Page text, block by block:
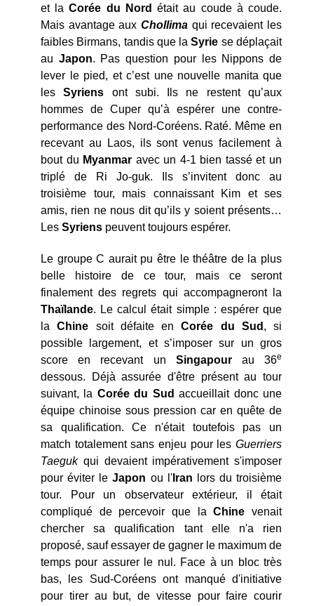
et laCorée du Nord était au coude à coude.
Mais avantage aux Chollima qui recevaient les
faibles Birmans, tandis que laSyrie se déplaçait
au Japon. Pas question pour les Nippons de
lever le pied, et c’est une nouvelle manita que
lesSyriens ont subi. Ils ne restent qu’aux
hommes de Cuper qu’à espérer une contre-
performance des Nord-Coréens. Raté. Même en
recevant au Laos, ils sont venus facilement à
bout du Myanmar avec un 4-1 bien tassé et un
triplé de Ri Jo-guk. Ils s’invitent donc au
troisième tour, mais connaissant Kim et ses
amis, rien ne nous dit qu’ils y soient présents…
Les Syriens peuvent toujours espérer.
Le groupe C aurait pu être le théâtre de la plus
belle histoire de ce tour, mais ce seront
finalement des regrets qui accompagneront la
Thaïlande. Le calcul était simple : espérer que
laChine soit défaite enCorée du Sud , si
possible largement, et s’imposer sur un gros
score en recevant un Singapourau 36e
dessous. Déjà assurée d'être présent au tour
suivant, la Corée du Sud accueillait donc une
équipe chinoise sous pression car en quête de
sa qualification. Ce n'était toutefois pas un
match totalement sans enjeu pour les Guerriers
Taegukqui devaient impérativement s'imposer
pour éviter leJapon ou l'Iran lors du troisième
tour. Pour un observateur extérieur, il était
compliqué de percevoir que laChine venait
chercher sa qualification tant elle n'a rien
proposé, sauf essayer de gagner le maximum de
temps pour assurer le nul. Face à un bloc très
bas, les Sud-Coréens ont manqué d'initiative
pour tirer au but, de vitesse pour faire courir